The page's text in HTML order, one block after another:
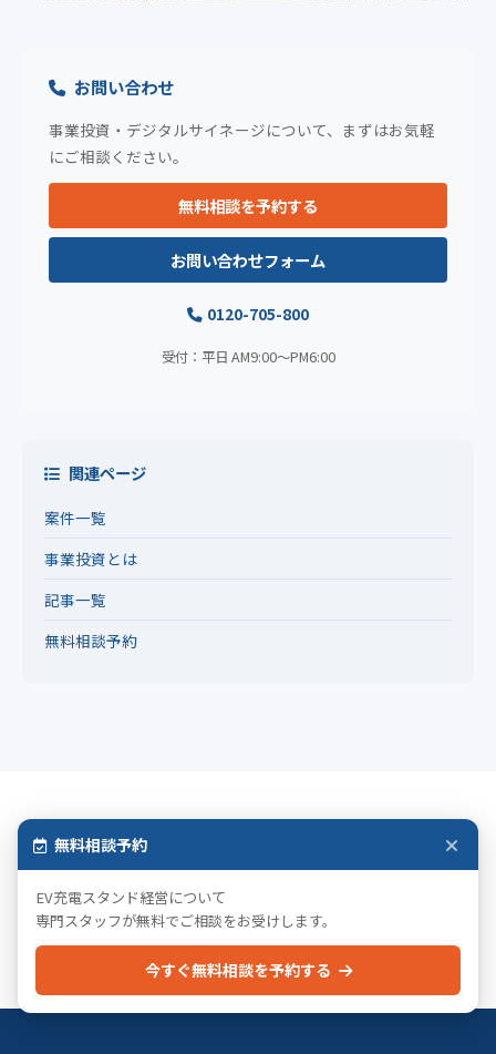
お問い合わせ
事業投資・デジタルサイネージについて、まずはお気軽
にご相談ください。
無料相談を予約する
お問い合わせフォーム
0120-705-800
受付：平日 AM9:00〜PM6:00
関連ページ
案件一覧
事業投資とは
記事一覧
無料相談予約
無料でご相談いただけます
事業投資についてお気軽にご相談ください。
無料相談を予約する
無料相談予約
EV充電スタンド経営について
専門スタッフが無料でご相談をお受けします。
今すぐ無料相談を予約する